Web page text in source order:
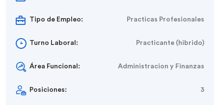
Tipo de Empleo: Practicas Profesionales
Turno Laboral: Practicante (hibrido)
Área Funcional: Administracion y Finanzas
Posiciones: 3